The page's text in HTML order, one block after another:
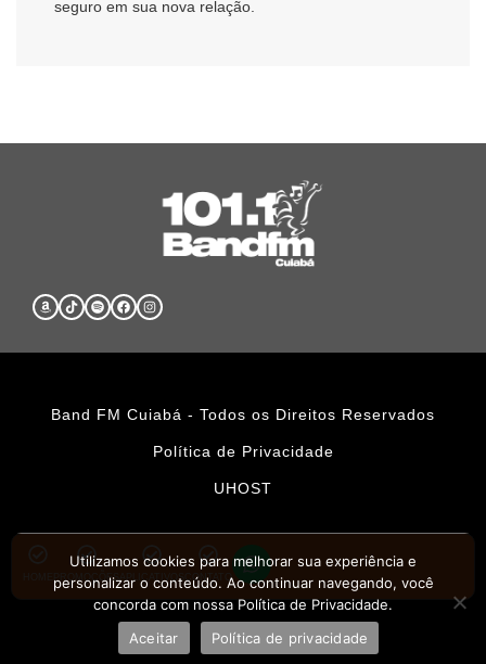
seguro em sua nova relação.
Band FM Cuiabá - Todos os Direitos Reservados
Política de Privacidade
UHOST
PROMOÇÕESAPLICATIVOS CONTATO
Utilizamos cookies para melhorar sua experiência e
personalizar o conteúdo. Ao continuar navegando, você
concorda com nossa Política de Privacidade.
Aceitar
Política de privacidade